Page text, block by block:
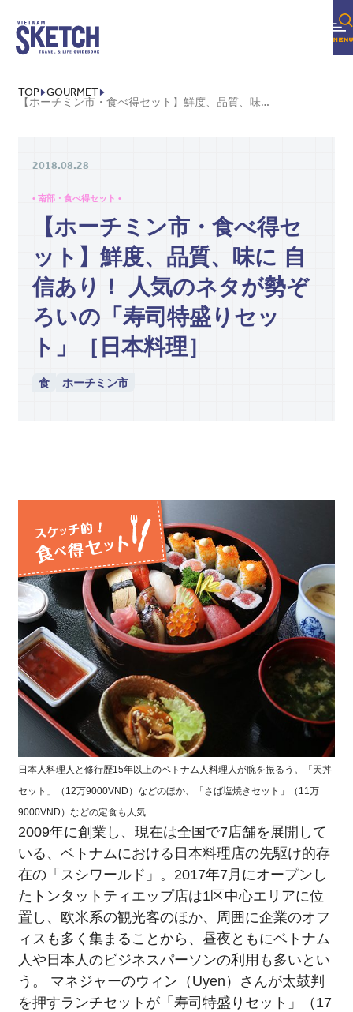
TOP GOURMET
【ホーチミン市・食べ得セット】鮮度、品質、味に 自信あり！ 人気のネタが勢ぞろいの「寿司特盛りセット」［日本料理］
2018.08.28
• 南部・食べ得セット •
【ホーチミン市・食べ得セ
ット】鮮度、品質、味に 自
信あり！ 人気のネタが勢ぞ
ろいの「寿司特盛りセッ
ト」［日本料理］
食 ホーチミン市
日本人料理人と修行歴15年以上のベトナム人料理人が腕を振るう。「天丼
セット」（12万9000VND）などのほか、「さば塩焼きセット」（11万
9000VND）などの定食も人気
2009年に創業し、現在は全国で7店舗を展開して
いる、ベトナムにおける日本料理店の先駆け的存
在の「スシワールド」。2017年7月にオープンし
たトンタットティエップ店は1区中心エリアに位
置し、欧米系の観光客のほか、周囲に企業のオフ
ィスも多く集まることから、昼夜ともにベトナム
人や日本人のビジネスパーソンの利用も多いとい
う。 マネジャーのウィン（Uyen）さんが太鼓判
を押すランチセットが「寿司特盛りセット」（17